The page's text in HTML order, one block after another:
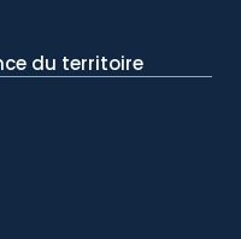
du territoire